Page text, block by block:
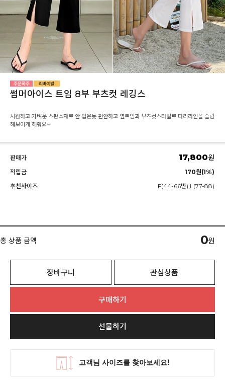
썸머아이스 트임 8부 부츠컷 레깅스
시원하고 가벼운 스판소재로 안 입은듯 편안하고 옆트임과 부츠컷스타일로 다리라인을 슬림
해보이게 해줘요~
판매가 17,800원
적립금
170원(1%)
추천사이즈
F(44-66반),L(77-88)
총 상품 금액 0원
장바구니 관심상품
구매하기
선물하기